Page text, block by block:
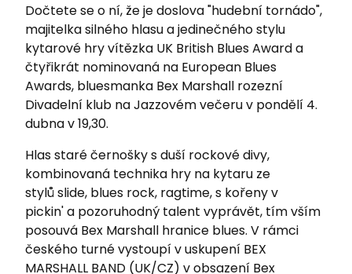
Dočtete se o ní, že je doslova "hudební tornádo",
majitelka silného hlasu a jedinečného stylu
kytarové hry vítězka UK British Blues Award a
čtyřikrát nominovaná na European Blues
Awards, bluesmanka Bex Marshall rozezní
Divadelní klub na Jazzovém večeru v pondělí 4.
dubna v 19,30.
Hlas staré černošky s duší rockové divy,
kombinovaná technika hry na kytaru ze
stylů slide, blues rock, ragtime, s kořeny v
pickin' a pozoruhodný talent vyprávět, tím vším
posouvá Bex Marshall hranice blues. V rámci
českého turné vystoupí v uskupení BEX
MARSHALL BAND (UK/CZ) v obsazení Bex